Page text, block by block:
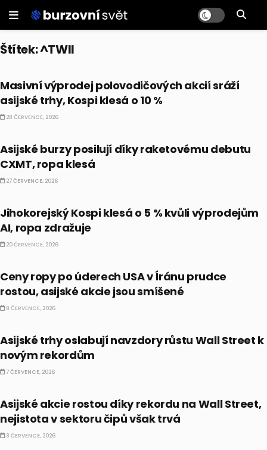
Štítek:^TWII
Masivní výprodej polovodičových akcií sráží
asijské trhy, Kospi klesá o 10 %
28 ČERVENCE, 2026
Asijské burzy posilují díky raketovému debutu
CXMT, ropa klesá
27 ČERVENCE, 2026
Jihokorejský Kospi klesá o 5 % kvůli výprodejům
AI, ropa zdražuje
20 ČERVENCE, 2026
Ceny ropy po úderech USA v Íránu prudce
rostou, asijské akcie jsou smíšené
8 ČERVENCE, 2026
Asijské trhy oslabují navzdory růstu Wall Street k
novým rekordům
7 ČERVENCE, 2026
Asijské akcie rostou díky rekordu na Wall Street,
nejistota v sektoru čipů však trvá
3 ČERVENCE, 2026